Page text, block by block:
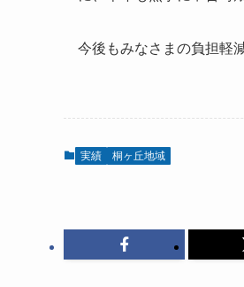
今後もみなさまの負担軽
実績 桐ヶ丘地域